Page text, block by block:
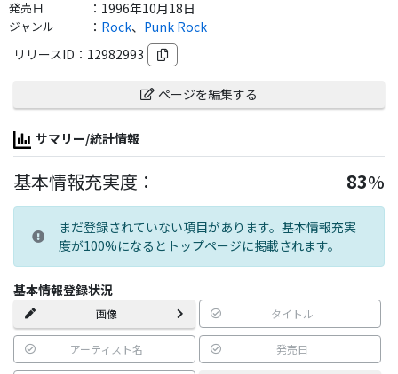
発売日 ： 1996年10月18日
ジャンル ： Rock、 Punk Rock
リリースID： 12982993
ページを編集する
サマリー/統計情報
基本情報充実度： 83%
まだ登録されていない項目があります。基本情報充実
度が100%になるとトップページに掲載されます。
基本情報登録状況
画像 タイトル
アーティスト名 発売日